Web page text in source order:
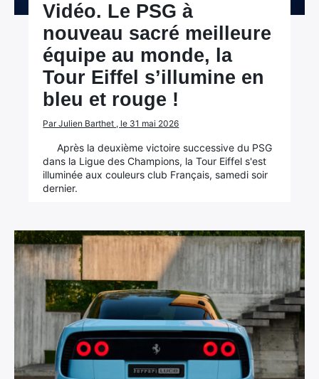
Vidéo. Le PSG à
nouveau sacré meilleure
équipe au monde, la
Tour Eiffel s’illumine en
bleu et rouge !
Par Julien Barthet , le 31 mai 2026
Après la deuxième victoire successive du PSG
dans la Ligue des Champions, la Tour Eiffel s'est
illuminée aux couleurs club Français, samedi soir
dernier.